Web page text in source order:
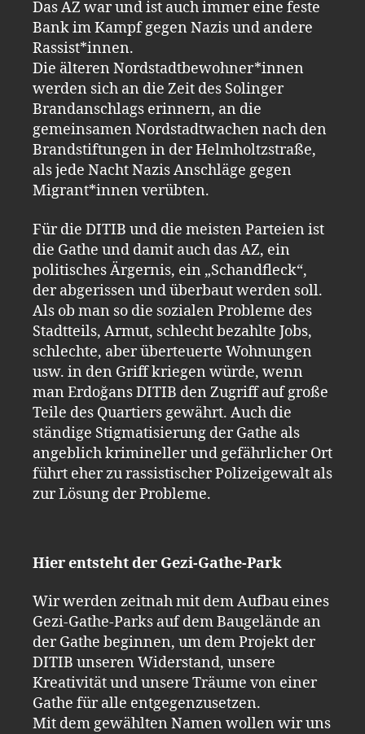
Das AZ war und ist auch immer eine feste
Bank im Kampf gegen Nazis und andere
Rassist*innen.
Die älteren Nordstadtbewohner*innen
werden sich an die Zeit des Solinger
Brandanschlags erinnern, an die
gemeinsamen Nordstadtwachen nach den
Brandstiftungen in der Helmholtzstraße,
als jede Nacht Nazis Anschläge gegen
Migrant*innen verübten.
Für die DITIB und die meisten Parteien ist
die Gathe und damit auch das AZ, ein
politisches Ärgernis, ein „Schandfleck“,
der abgerissen und überbaut werden soll.
Als ob man so die sozialen Probleme des
Stadtteils, Armut, schlecht bezahlte Jobs,
schlechte, aber überteuerte Wohnungen
usw. in den Griff kriegen würde, wenn
man Erdoğans DITIB den Zugriff auf große
Teile des Quartiers gewährt. Auch die
ständige Stigmatisierung der Gathe als
angeblich krimineller und gefährlicher Ort
führt eher zu rassistischer Polizeigewalt als
zur Lösung der Probleme.
Hier entsteht der Gezi-Gathe-Park
Wir werden zeitnah mit dem Aufbau eines
Gezi-Gathe-Parks auf dem Baugelände an
der Gathe beginnen, um dem Projekt der
DITIB unseren Widerstand, unsere
Kreativität und unsere Träume von einer
Gathe für alle entgegenzusetzen.
Mit dem gewählten Namen wollen wir uns